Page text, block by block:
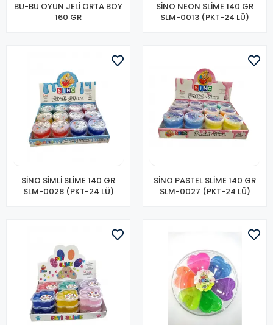
BU-BU OYUN JELİ ORTA BOY
160 GR
SİNO NEON SLİME 140 GR
SLM-0013 (PKT-24 LÜ)
SİNO SİMLİ SLİME 140 GR
SLM-0028 (PKT-24 LÜ)
SİNO PASTEL SLİME 140 GR
SLM-0027 (PKT-24 LÜ)